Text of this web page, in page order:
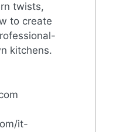
twists,
to create
kitchens.
it-